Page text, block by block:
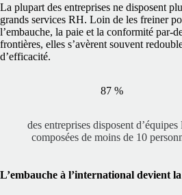
La plupart des entreprises ne disposent
grands services RH. Loin de les freiner
l’embauche, la paie et la conformité par-
frontières, elles s’avèrent souvent
d’efficacité.
87 %
des entreprises disposent d’équipes
composées de moins de 10
L’embauche à l’international devient